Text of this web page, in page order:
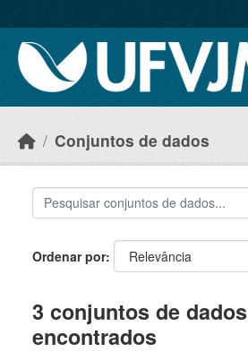
Conjuntos de dados
Ordenar por
3 conjuntos de dados
encontrados